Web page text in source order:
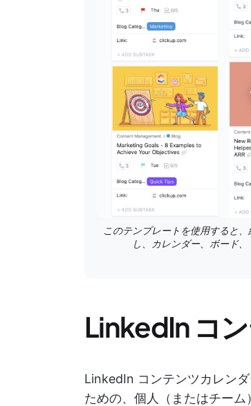
このテンプレートを使用すると
し、カレンダー、ボード
LinkedIn コ
LinkedIn コンテンツカレン
ための、個人（またはチーム